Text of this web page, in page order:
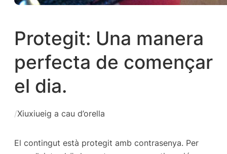
Protegit: Una manera
perfecta de començar
el dia.
/Xiuxiueig a cau d’orella
El contingut està protegit amb contrasenya. Per